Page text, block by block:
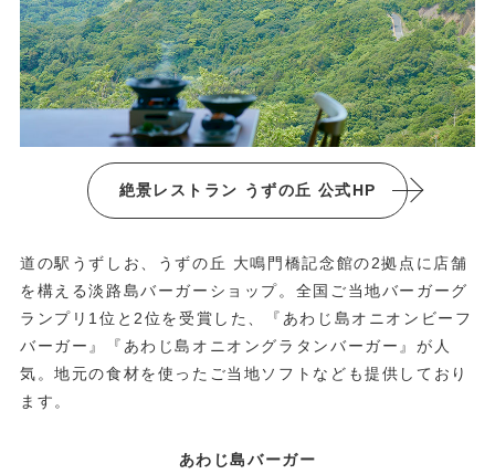
絶景レストラン うずの丘 公式HP
道の駅うずしお、うずの丘 大鳴門橋記念館の2拠点に店舗
を構える淡路島バーガーショップ。全国ご当地バーガーグ
ランプリ1位と2位を受賞した、『あわじ島オニオンビーフ
バーガー』『あわじ島オニオングラタンバーガー』が人
気。地元の食材を使ったご当地ソフトなども提供しており
ます。
あわじ島バーガー